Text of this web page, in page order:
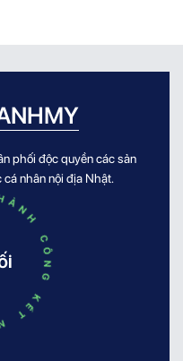
phối độc quyền các sản
nhân nội địa Nhật.
CÔNG